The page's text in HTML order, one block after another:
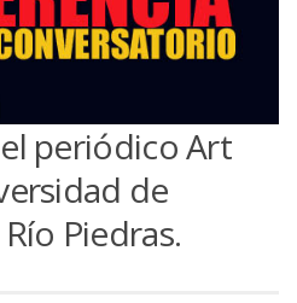
periódico Art
de
Piedras.